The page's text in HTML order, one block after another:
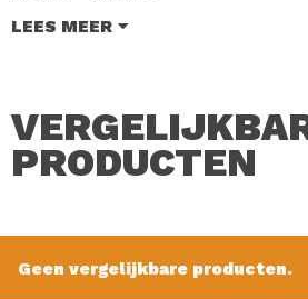
Veelzijdige haak met een medium -
Chemisch en rechtgeslepen punt
langer scherp blijft
Zeer geschikt voor gevlochten en
LEES MEER
PRODUCTEN
Geen vergelijkbare producten.